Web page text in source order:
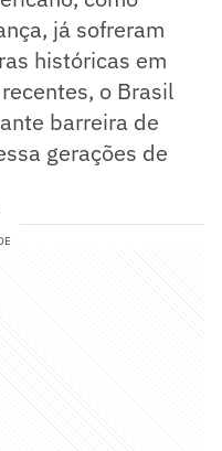
já sofreram
históricas em
o Brasil
barreira de
gerações de